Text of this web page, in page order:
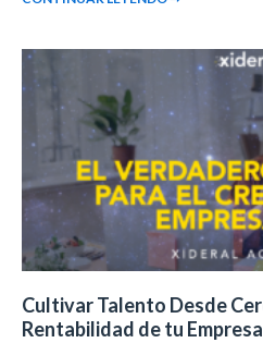
Cultivar Talento Desde
Rentabilidad de tu